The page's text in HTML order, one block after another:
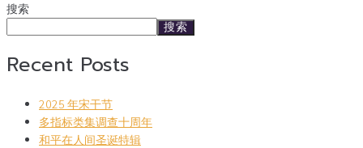
搜索
搜索
Recent Posts
2025 年宋干节
多指标类集调查十周年
和平在人间圣诞特辑